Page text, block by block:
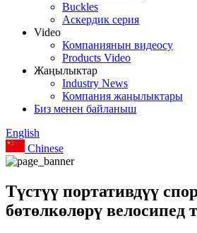
Buckles
Аскердик серия
Video
Компаниянын видеосу
Products Video
Жаңылыктар
Industry News
Компания жаңылыктары
Биз менен байланыш
English
Chinese
Түстүү портативдүү
бөтөлкөлөрү велосипед